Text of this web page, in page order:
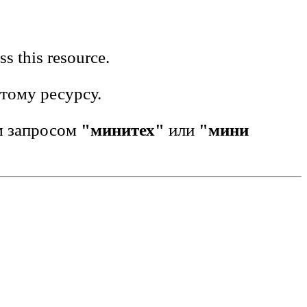
this resource.
ресурсу.
запросом "минитех" или "мини